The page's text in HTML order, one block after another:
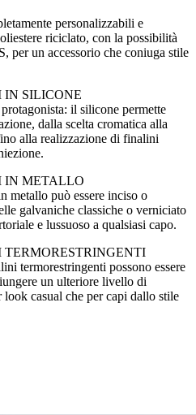
personalizzabili e
riciclato, con la possibilità
per un accessorio che coniuga stile
IN SILICONE
il silicone permette
dalla scelta cromatica alla
alla realizzazione di finalini
IN METALLO
metallo può essere inciso o
galvaniche classiche o verniciato
e lussuoso a qualsiasi capo.
termorestringenti possono essere
un ulteriore livello di
casual che per capi dallo stile